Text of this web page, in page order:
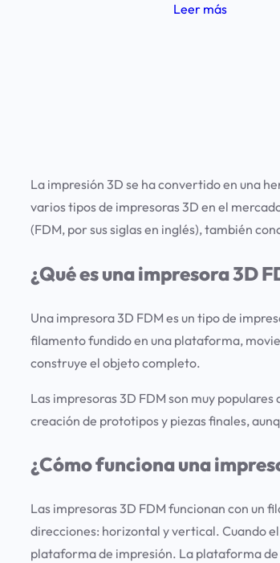
Leer más
La impresión 3D se ha convertido en una
varios tipos de impresoras 3D en el
(FDM, por sus siglas en inglés), también
¿Qué es una impresora 3D
Una impresora 3D FDM es un tipo de
filamento fundido en una plataforma,
construye el objeto completo.
Las impresoras 3D FDM son muy
creación de prototipos y piezas finales,
¿Cómo funciona una
Las impresoras 3D FDM funcionan con un
direcciones: horizontal y vertical. Cuando
plataforma de impresión. La plataforma